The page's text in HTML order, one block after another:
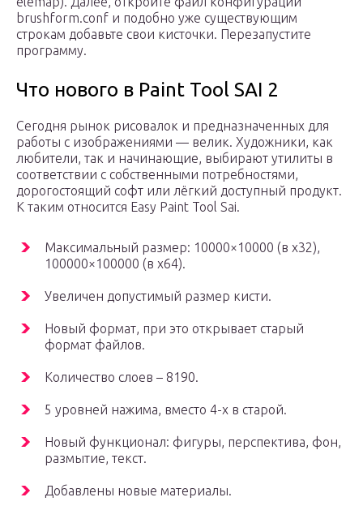
brushform.conf и подобно уже существующим
строкам добавьте свои кисточки. Перезапустите
программу.
Что нового в Paint Tool SAI 2
Сегодня рынок рисовалок и предназначенных для
работы с изображениями — велик. Художники, как
любители, так и начинающие, выбирают утилиты в
соответствии с собственными потребностями,
дорогостоящий софт или лёгкий доступный продукт.
К таким относится Easy Paint Tool Sai.
Максимальный размер: 10000×10000 (в x32),
100000×100000 (в x64).
Увеличен допустимый размер кисти.
Новый формат, при это открывает старый
формат файлов.
Количество слоев – 8190.
5 уровней нажима, вместо 4-х в старой.
Новый функционал: фигуры, перспектива, фон,
размытие, текст.
Добавлены новые материалы.